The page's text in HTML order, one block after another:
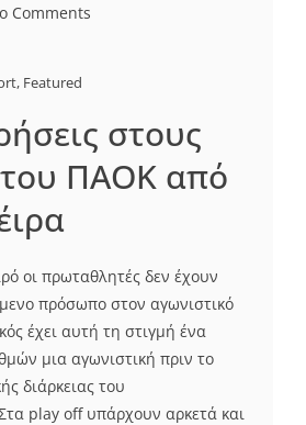
Comments
, Featured
στους
του ΠΑΟΚ από
οι πρωταθλητές δεν έχουν
πρόσωπο στον αγωνιστικό
έχει αυτή τη στιγμή ένα
μια αγωνιστική πριν το
διάρκειας του
play off υπάρχουν αρκετά και